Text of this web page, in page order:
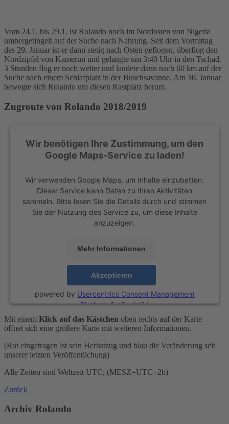
Vom 24.1. bis 29.1. ist Rolando noch im Nordosten von Nigeria
umhergetingelt auf der Suche nach Nahrung. Seit dem Vormittag
des 29. Januar ist er dann stetig nach Osten geflogen, überflog den
Nordzipfel von Kamerun und gelangte um 3:40 Uhr in den Tschad.
3 Stunden flog er noch weiter und landete dann nach 60 km auf der
Suche nach einem Schlafplatz in der Buschsavanne. Am 30. Januar
bewegte sich Rolando um diesen Rastplatz herum.
Zugroute von Rolando 2018/2019
Wir benötigen Ihre Zustimmung, um den
Google Maps-Service zu laden!
Wir verwenden Google Maps, um Inhalte einzubetten.
Dieser Service kann Daten zu Ihren Aktivitäten
sammeln. Bitte lesen Sie die Details durch und stimmen
Sie der Nutzung des Service zu, um diese Inhalte
anzuzeigen.
Mehr Informationen
Akzeptieren
powered by Usercentrics Consent Management
Platform&eRecht24
Mit einem Klick auf das Kästchen oben rechts auf der Karte
öffnet sich eine größere Karte mit weiteren Informationen.
(Rot eingetragen ist sein Herbstzug und blau die Veränderung seit
unserer letzten Veröffentlichung)
Alle Zeiten sind Weltzeit UTC; (MESZ=UTC+2h)
Zurück
Archiv Rolando